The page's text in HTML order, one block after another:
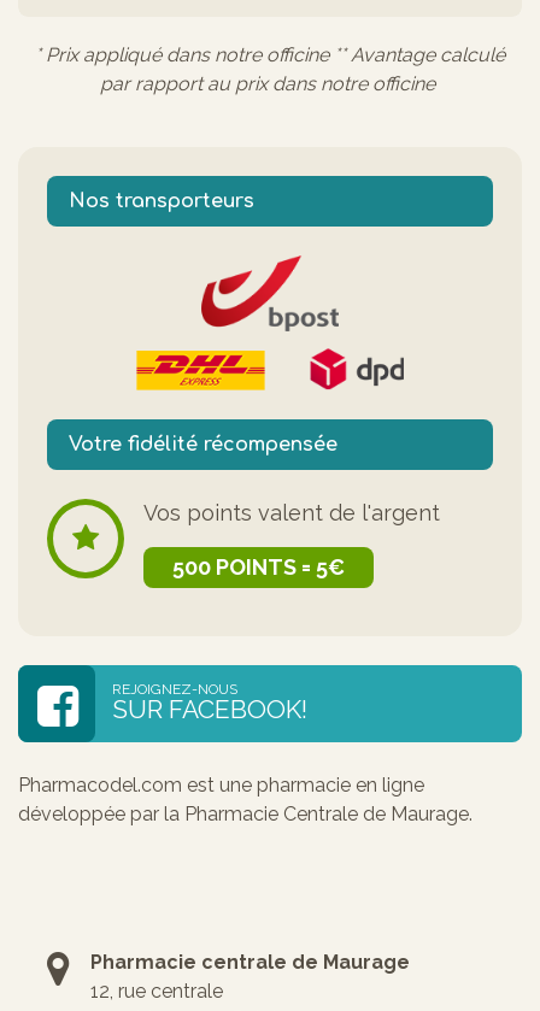
* Prix appliqué dans notre officine ** Avantage calculé
par rapport au prix dans notre officine
Nos transporteurs
Votre fidélité récompensée
Vos points valent de l'argent
500 POINTS = 5€
REJOIGNEZ-NOUS
SUR FACEBOOK!
Pharmacodel.com est une pharmacie en ligne
développée par la Pharmacie Centrale de Maurage.
Pharmacie centrale de Maurage
12, rue centrale